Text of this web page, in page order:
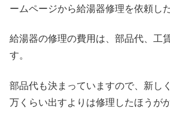
ームページから給湯器修理を依頼し
給湯器の修理の費用は、部品代、工
す。
部品代も決まっていますので、新し
万くらい出すよりは修理したほうが